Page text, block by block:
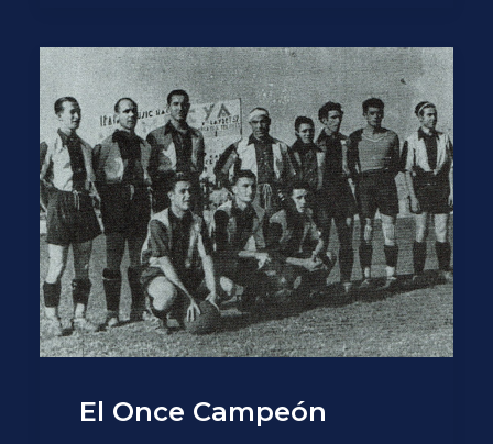
El Once Campeón